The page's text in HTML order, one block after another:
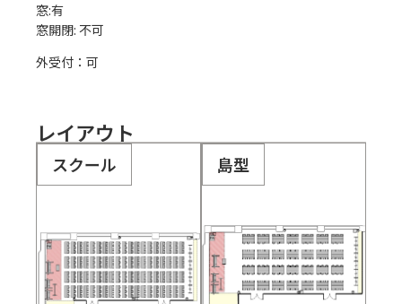
窓:有
外受付：可
レイアウト
スクール 島型